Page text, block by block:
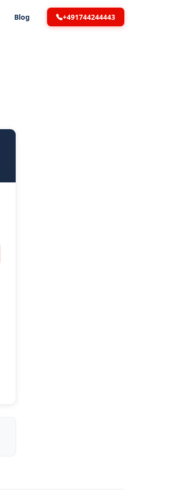
Blog +491744244443